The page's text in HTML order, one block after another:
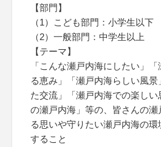
【部門】
（1）こども部門：小学生以下
（2）一般部門：中学生以上
【テーマ】
「こんな瀬戸内海にしたい」
る恵み」「瀬戸内海らしい風
た交流」「瀬戸内海での楽しい
の瀬戸内海」等の、皆さんの
る思いや守りたい瀬戸内海の
すること